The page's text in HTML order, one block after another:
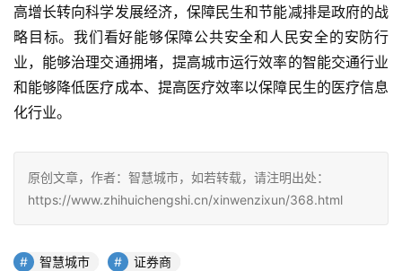
高增长转向科学发展经济，保障民生和节能减排是政府的战
略目标。我们看好能够保障公共安全和人民安全的安防行
业，能够治理交通拥堵，提高城市运行效率的智能交通行业
和能够降低医疗成本、提高医疗效率以保障民生的医疗信息
化行业。
原创文章，作者：智慧城市，如若转载，请注明出处：
https://www.zhihuichengshi.cn/xinwenzixun/368.html
智慧城市 证券商